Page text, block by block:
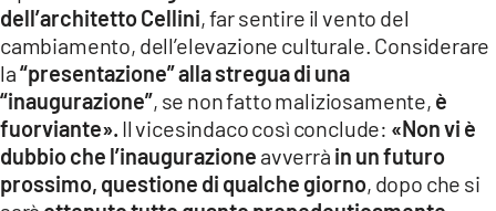
dell’architetto Cellini, far sentire il vento del
cambiamento, dell’elevazione culturale. Considerare
la“presentazione” alla stregua di una
“inaugurazione”, se non fatto maliziosamente, è
fuorviante». Il vicesindaco così conclude: «Non vi è
dubbio che l’inaugurazione avverrà in un futuro
prossimo, questione di qualche giorno, dopo che si